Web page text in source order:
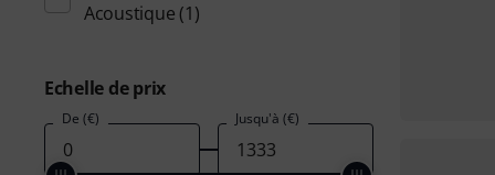
Acoustique (1)
Echelle de prix
De (€) Jusqu'à (€)